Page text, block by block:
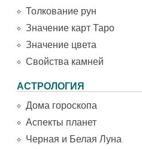
Толкование рун
Значение карт Таро
Значение цвета
Свойства камней
АСТРОЛОГИЯ
Дома гороскопа
Аспекты планет
Черная и Белая Луна